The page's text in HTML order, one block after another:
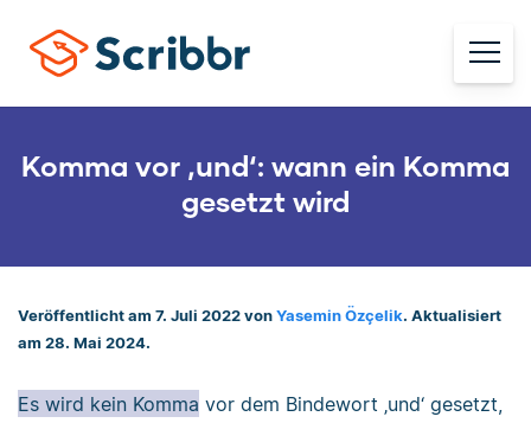
Komma vor ‚und‘: wann ein Komma
gesetzt wird
Veröffentlicht am 7. Juli 2022 von Yasemin Özçelik. Aktualisiert
am 28. Mai 2024.
Es wird kein Komma vor dem Bindewort ‚und‘ gesetzt,